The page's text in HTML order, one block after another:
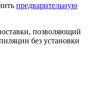
предварительную
позволяющий
без установки